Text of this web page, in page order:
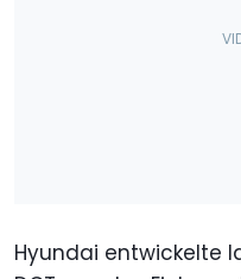
Hyundai entwickelte